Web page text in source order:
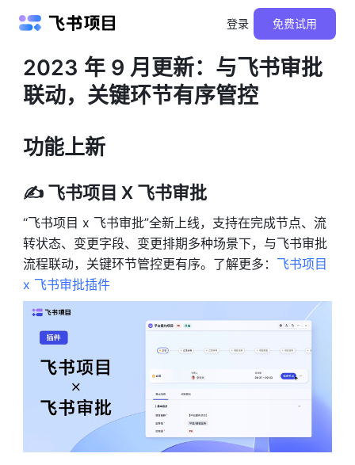
登录 免费试用
产品更新
2023 年 9 月更新：与飞书审批
联动，关键环节有序管控
功能上新
✍️ 飞书项目 X 飞书审批
“飞书项目 x 飞书审批”全新上线，支持在完成节点、流
转状态、变更字段、变更排期多种场景下，与飞书审批
流程联动，关键环节管控更有序。了解更多： 飞书项目
x 飞书审批插件